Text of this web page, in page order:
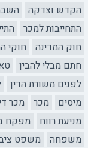
הקדש וצדקה
התחייבות למכר
חוק המדינה
חוקי
חתם מבלי להבין
לפנים משורת הדין
מיסים
מכר מכר
מניעת רווח
מפקח
משפחה
משפט